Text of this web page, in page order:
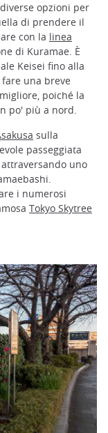
opzioni per
di prendere il
con la linea
di Kuramae. È
Keisei fino alla
una breve
poiché la
po' più a nord.
sulla
passeggiata
uno
i numerosi
Tokyo Skytree